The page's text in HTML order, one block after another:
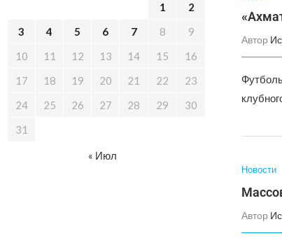
Автор
Новости
Автор
1
2
3
4 5 6 7 8
9
10
11 12 13 14 15
16
17
18 19 20 21 22
23
24
25 26 27 28 29
30
31
« Июл